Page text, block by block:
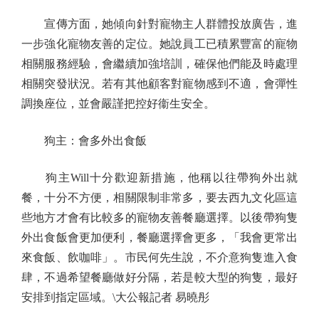
宣傳方面，她傾向針對寵物主人群體投放廣告，進
一步強化寵物友善的定位。她說員工已積累豐富的寵物
相關服務經驗，會繼續加強培訓，確保他們能及時處理
相關突發狀況。若有其他顧客對寵物感到不適，會彈性
調換座位，並會嚴謹把控好衞生安全。
狗主：會多外出食飯
狗主Will十分歡迎新措施，他稱以往帶狗外出就
餐，十分不方便，相關限制非常多，要去西九文化區這
些地方才會有比較多的寵物友善餐廳選擇。以後帶狗隻
外出食飯會更加便利，餐廳選擇會更多，「我會更常出
來食飯、飲咖啡」。市民何先生說，不介意狗隻進入食
肆，不過希望餐廳做好分隔，若是較大型的狗隻，最好
安排到指定區域。\大公報記者 易曉彤